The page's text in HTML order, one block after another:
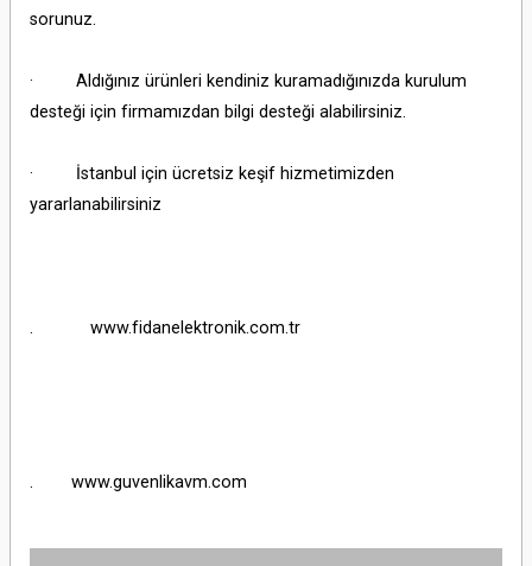
sorunuz.
· Aldığınız ürünleri kendiniz kuramadığınızda kurulum
desteği için firmamızdan bilgi desteği alabilirsiniz.
· İstanbul için ücretsiz keşif hizmetimizden
yararlanabilirsiniz
. www.fidanelektronik.com.tr
. www.guvenlikavm.com